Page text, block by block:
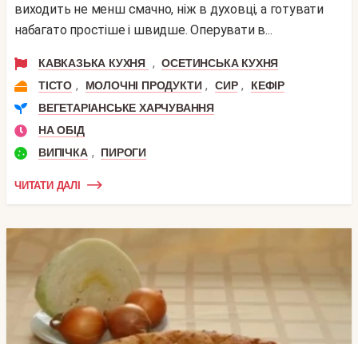
виходить не менш смачно, ніж в духовці, а готувати
набагато простіше і швидше. Оперувати в...
КАВКАЗЬКА КУХНЯ , ОСЕТИНСЬКА КУХНЯ
ТІСТО , МОЛОЧНІ ПРОДУКТИ , СИР ,
КЕФІР
ВЕГЕТАРІАНСЬКЕ ХАРЧУВАННЯ
НА ОБІД
ВИПІЧКА , ПИРОГИ
ЧИТАТИ ДАЛІ